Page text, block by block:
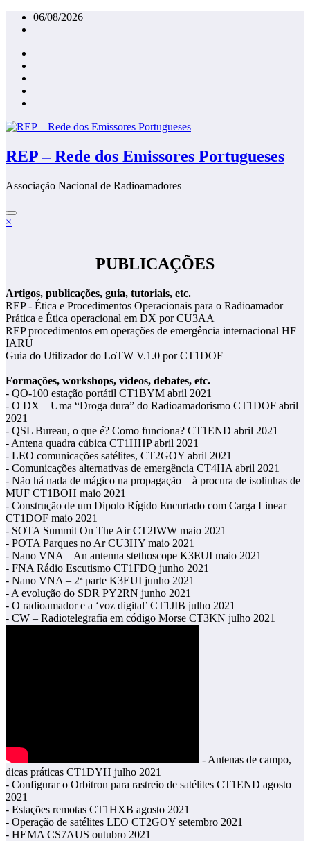
Saltar
para
conteúdo
06/08/2026
REP – Rede dos Emissores Portugueses
Associação Nacional de Radioamadores
×
PUBLICAÇÕES
Artigos, publicações, guia, tutoriais, etc.
REP - Ética e Procedimentos Operacionais para o Radioamador
Prática e Ética operacional em DX por CU3AA
REP procedimentos em operações de emergência internacional HF
IARU
Guia do Utilizador do LoTW V.1.0 por CT1DOF
Formações, workshops, vídeos, debates, etc.
- QO-100 estação portátil CT1BYM abril 2021
- O DX – Uma “Droga dura” do Radioamadorismo CT1DOF abril
2021
- QSL Bureau, o que é? Como funciona? CT1END abril 2021
- Antena quadra cúbica CT1HHP abril 2021
- LEO comunicações satélites, CT2GOY abril 2021
- Comunicações alternativas de emergência CT4HA abril 2021
- Não há nada de mágico na propagação – à procura de isolinhas de
MUF CT1BOH maio 2021
- Construção de um Dipolo Rígido Encurtado com Carga Linear
CT1DOF maio 2021
- SOTA Summit On The Air CT2IWW maio 2021
- POTA Parques no Ar CU3HY maio 2021
- Nano VNA – An antenna stethoscope K3EUI maio 2021
- FNA Rádio Escutismo CT1FDQ junho 2021
- Nano VNA – 2ª parte K3EUI junho 2021
- A evolução do SDR PY2RN junho 2021
- O radioamador e a ‘voz digital’ CT1JIB julho 2021
- CW – Radiotelegrafia em código Morse CT3KN julho 2021
- Antenas de campo,
dicas práticas CT1DYH julho 2021
- Configurar o Orbitron para rastreio de satélites CT1END agosto
2021
- Estações remotas CT1HXB agosto 2021
- Operação de satélites LEO CT2GOY setembro 2021
- HEMA CS7AUS outubro 2021